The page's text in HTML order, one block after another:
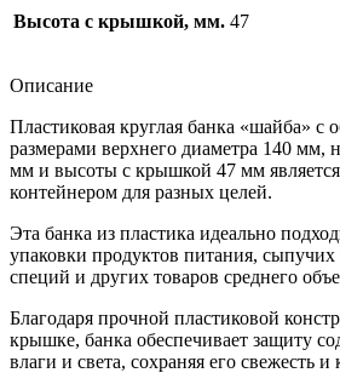
Высота с крышкой, мм. 47
Описание
Пластиковая круглая банка «шайба» с
размерами верхнего диаметра 140 мм,
мм и высоты с крышкой 47 мм
контейнером для разных целей.
Эта банка из пластика идеально
упаковки продуктов питания, сыпучих
специй и других товаров среднего
Благодаря прочной пластиковой
крышке, банка обеспечивает защиту
влаги и света, сохраняя его свежесть и